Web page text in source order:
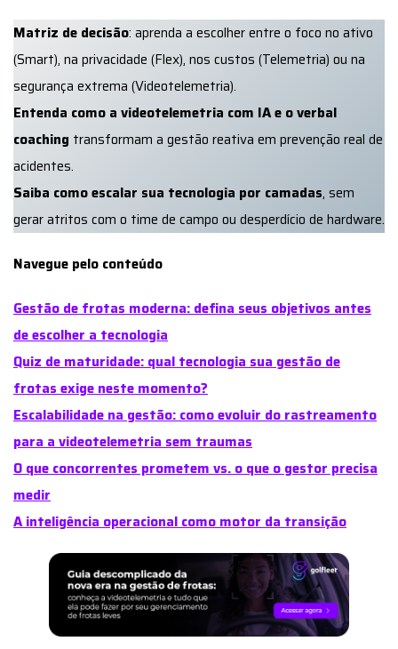
Matriz de decisão: aprenda a escolher entre o foco no ativo
(Smart), na privacidade (Flex), nos custos (Telemetria) ou na
segurança extrema (Videotelemetria).
Entenda como a videotelemetria com IA e o verbal
coaching transformam a gestão reativa em prevenção real de
acidentes.
Saiba como escalar sua tecnologia por camadas, sem
gerar atritos com o time de campo ou desperdício de hardware.
Navegue pelo conteúdo
Gestão de frotas moderna: defina seus objetivos antes
de escolher a tecnologia
Quiz de maturidade: qual tecnologia sua gestão de
frotas exige neste momento?
Escalabilidade na gestão: como evoluir do rastreamento
para a videotelemetria sem traumas
O que concorrentes prometem vs. o que o gestor precisa
medir
A inteligência operacional como motor da transição